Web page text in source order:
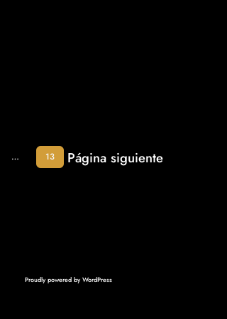
… 13 Página siguiente
Proudly powered by WordPress